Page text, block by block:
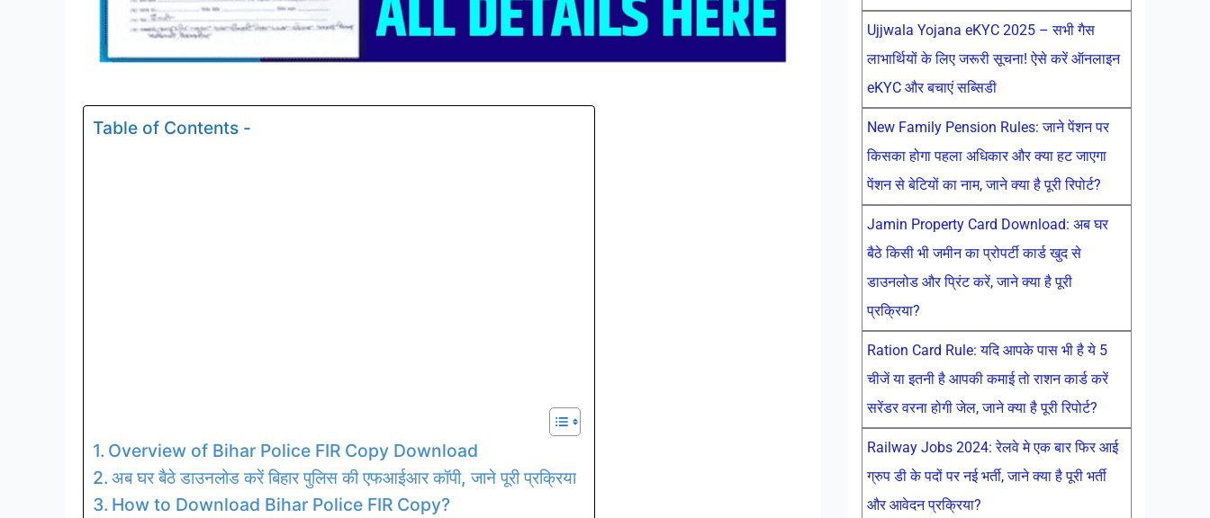
Table of Contents -
Overview of Bihar Police FIR Copy Download
अब घर बैठे डाउनलोड करें बिहार पुलिस की एफआईआर कॉपी, जाने पूरी प्रक्रिया
How to Download Bihar Police FIR Copy?
Ujjwala Yojana eKYC 2025 – सभी गैस
लाभार्थियों के लिए जरूरी सूचना! ऐसे करें ऑनलाइन
eKYC और बचाएं सब्सिडी
New Family Pension Rules: जाने पेंशन पर
किसका होगा पहला अधिकार और क्या हट जाएगा
पेंशन से बेटियों का नाम, जाने क्या है पूरी रिपोर्ट?
Jamin Property Card Download: अब घर
बैठे किसी भी जमीन का प्रोपर्टी कार्ड खुद से
डाउनलोड और प्रिंट करें, जाने क्या है पूरी
प्रक्रिया?
Ration Card Rule: यदि आपके पास भी है ये 5
चीजें या इतनी है आपकी कमाई तो राशन कार्ड करें
सरेंडर वरना होगी जेल, जाने क्या है पूरी रिपोर्ट?
Railway Jobs 2024: रेलवे मे एक बार फिर आई
ग्रुप डी के पदों पर नई भर्ती, जाने क्या है पूरी भर्ती
और आवेदन प्रक्रिया?